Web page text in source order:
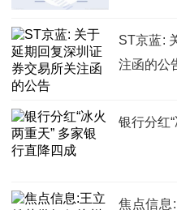
ST京蓝:
注函的公
银行分红
焦点信息